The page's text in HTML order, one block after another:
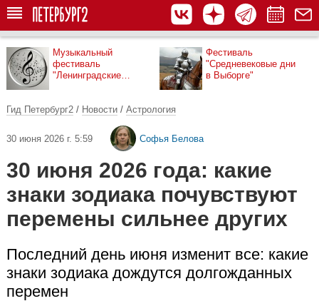
Музыкальный
фестиваль
"Ленинградские
Фестиваль
"Средневековые дни
в Выборге"
Гид Петербург2 / Новости / Астрология
30 июня 2026 г. 5:59 Софья Белова
30 июня 2026 года: какие
знаки зодиака почувствуют
перемены сильнее других
Последний день июня изменит все: какие
знаки зодиака дождутся долгожданных
перемен